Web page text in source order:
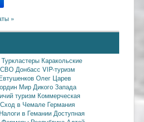
Туркластеры Каракольские
СВО Донбасс VIP-туризм
Олег Царев
Мир Дикого Запада
туризм Коммерческая
Сход в Чемале Германия
Налоги в Гемании Доступная